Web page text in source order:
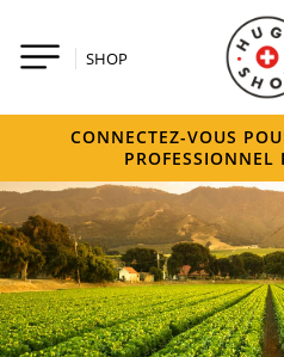
SHOP
CONNECTEZ-VOUS
PROFESSIONNEL